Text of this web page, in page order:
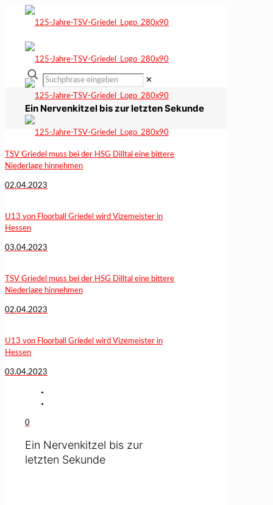
✕
Ein Nervenkitzel bis zur letzten Sekunde
TSV Griedel muss bei der HSG Dilltal eine bittere
Niederlage hinnehmen
02.04.2023
U13 von Floorball Griedel wird Vizemeister in
Hessen
03.04.2023
TSV Griedel muss bei der HSG Dilltal eine bittere
Niederlage hinnehmen
02.04.2023
U13 von Floorball Griedel wird Vizemeister in
Hessen
03.04.2023
0
Ein Nervenkitzel bis zur
letzten Sekunde